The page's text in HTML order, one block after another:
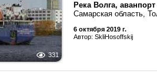
331
Река Волга,
Самарская область,
6 октября 2019 г.
Автор: SkliHosoffskij